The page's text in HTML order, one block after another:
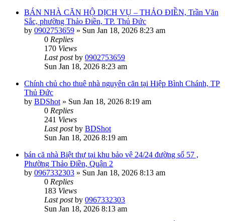
BÁN NHÀ CĂN HỘ DỊCH VỤ – THẢO ĐIỀN, Trần Văn
Sắc, phường Thảo Điền, TP. Thủ Đức
by 0902753659 » Sun Jan 18, 2026 8:23 am
0 Replies
170 Views
Last postby 0902753659
Sun Jan 18, 2026 8:23 am
Chính chủ cho thuê nhà nguyên căn tại Hiệp Bình Chánh, TP
Thủ Đức
by BDShot » Sun Jan 18, 2026 8:19 am
0 Replies
241 Views
Last postby BDShot
Sun Jan 18, 2026 8:19 am
bán că nhà Biệt thự tại khu bảo vệ 24/24 đường số 57 ,
Phường Thảo Điền, Quận 2
by 0967332303 » Sun Jan 18, 2026 8:13 am
0 Replies
183 Views
Last postby 0967332303
Sun Jan 18, 2026 8:13 am